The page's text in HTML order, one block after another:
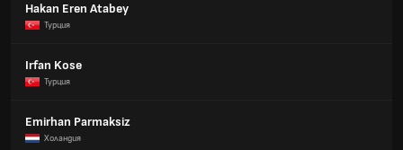
Hakan Eren Atabey
Турция
Irfan Kose
Турция
Emirhan Parmaksiz
Холандия